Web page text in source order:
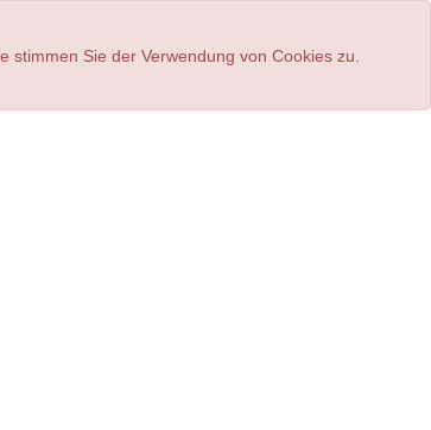
Sie der Verwendung von Cookies zu.